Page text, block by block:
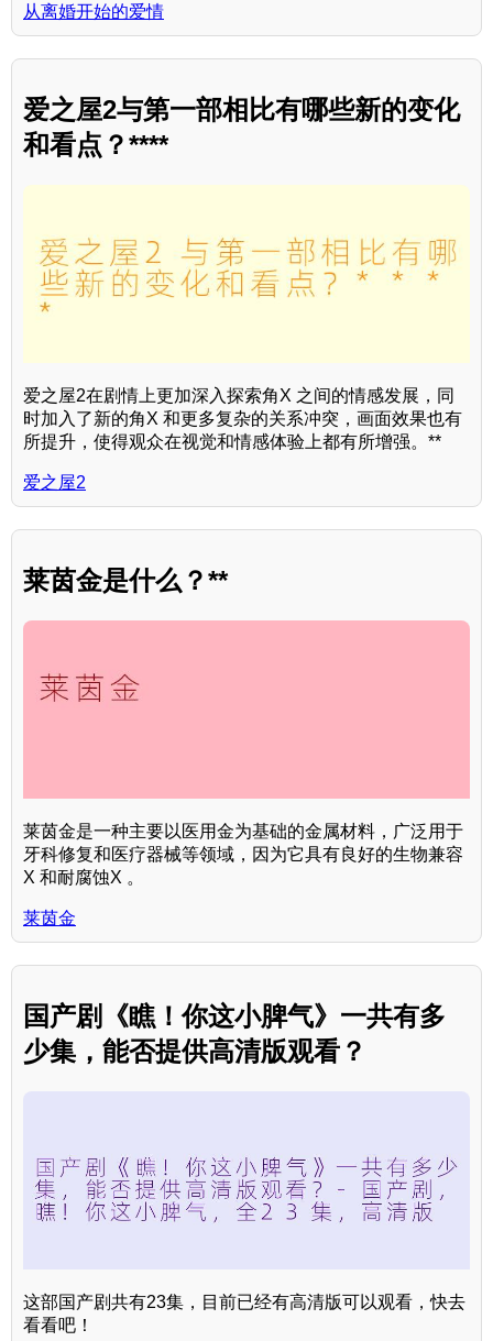
从离婚开始的爱情
爱之屋2与第一部相比有哪些新的变化
和看点？****
爱之屋2在剧情上更加深入探索角X 之间的情感发展，同
时加入了新的角X 和更多复杂的关系冲突，画面效果也有
所提升，使得观众在视觉和情感体验上都有所增强。**
爱之屋2
莱茵金是什么？**
莱茵金是一种主要以医用金为基础的金属材料，广泛用于
牙科修复和医疗器械等领域，因为它具有良好的生物兼容
X 和耐腐蚀X 。
莱茵金
国产剧《瞧！你这小脾气》一共有多
少集，能否提供高清版观看？
这部国产剧共有23集，目前已经有高清版可以观看，快去
看看吧！